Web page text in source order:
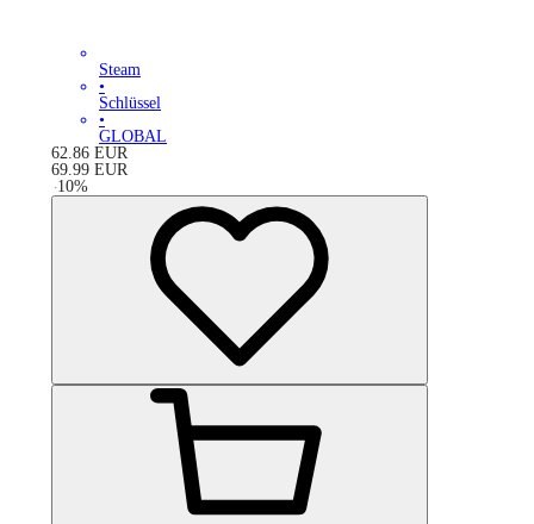
Steam
•
Schlüssel
•
GLOBAL
62.86 EUR
69.99 EUR
-10%